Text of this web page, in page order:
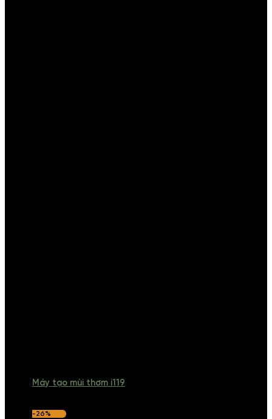
Máy tạo mùi thơm i119
-26%